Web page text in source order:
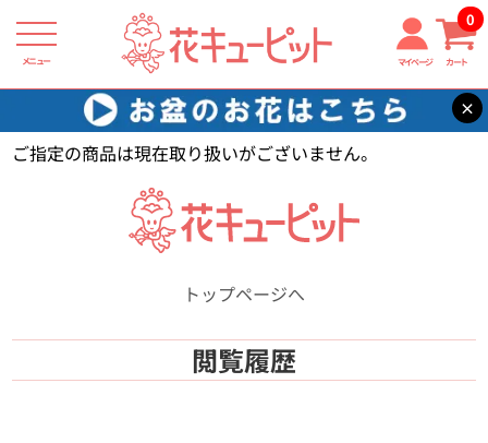
メニュー マイページ カート
0
×
花キューピット 【】
ご指定の商品は現在取り扱いがございません。
トップページへ
閲覧履歴